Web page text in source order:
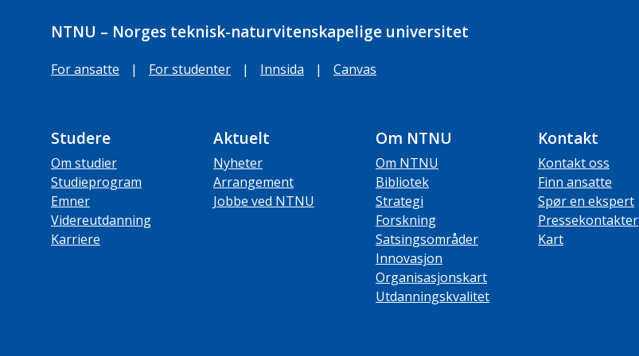
NTNU – Norges teknisk-naturvitenskapelige universitet
For ansatte | For studenter | Innsida | Canvas
Studere
Om studier
Studieprogram
Emner
Videreutdanning
Karriere
Aktuelt
Nyheter
Arrangement
Jobbe ved NTNU
Om NTNU
Om NTNU
Bibliotek
Strategi
Forskning
Satsingsområder
Innovasjon
Organisasjonskart
Utdanningskvalitet
Kontakt
Kontakt oss
Finn ansatte
Spør en ekspert
Pressekontakter
Kart